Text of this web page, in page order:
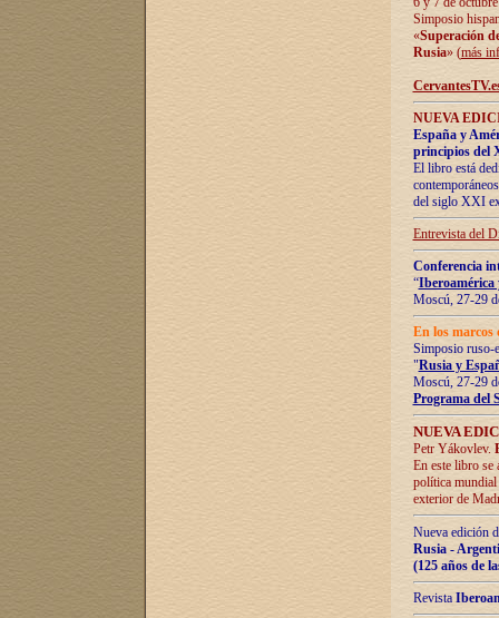
Simposio
«Superación
Rusia» (más
NUEVA
España y
principios del
El libro está
del siglo XXI
Entrevista del
Conferencia
“Iberoamérica
Moscú, 27-29
En los marcos
Simposio ruso-
"Rusia y
Moscú, 27-29
Programa del
NUEVA
Petr Yákovlev.
En este libro se
política mundial
exterior de
Nueva edición
Rusia -
(125 años de
Revista